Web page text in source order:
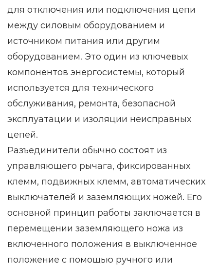
для отключения или подключения цепи
между силовым оборудованием и
источником питания или другим
оборудованием. Это один из ключевых
компонентов энергосистемы, который
используется для технического
обслуживания, ремонта, безопасной
эксплуатации и изоляции неисправных
цепей.
Разъединители обычно состоят из
управляющего рычага, фиксированных
клемм, подвижных клемм, автоматических
выключателей и заземляющих ножей. Его
основной принцип работы заключается в
перемещении заземляющего ножа из
включенного положения в выключенное
положение с помощью ручного или